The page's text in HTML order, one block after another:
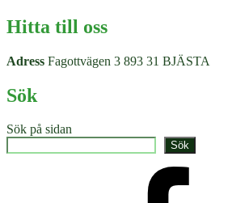
Hitta till oss
Adress Fagottvägen 3 893 31 BJÄSTA
Sök
Sök på sidan
Sök